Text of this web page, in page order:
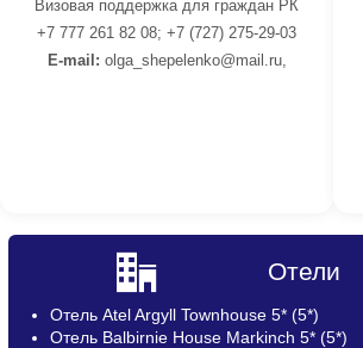
Визовая поддержка для граждан РК
+7 777 261 82 08; +7 (727) 275-29-03
E-mail: olga_shepelenko@mail.ru,
Отели
Отель Atel Argyll Townhouse 5* (5*)
Отель Balbirnie House Markinch 5* (5*)